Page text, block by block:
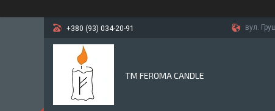
+380 (93) 034-20-91 вул.
TM FEROMA CANDLE